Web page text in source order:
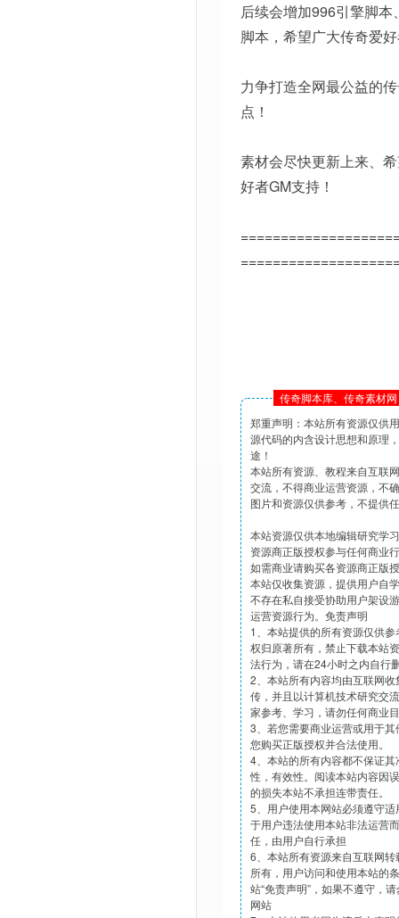
后续会增加996引擎脚本
脚本，希望广大传奇爱
力争打造全网最公益的
点！
素材会尽快更新上来、
好者GM支持！
传奇脚本库、传奇素材
郑重声明：本站所有资源仅供
源代码的内含设计思想和原理
途！
本站所有资源、教程来自互联
交流，不得商业运营资源，不
图片和资源仅供参考，不提供
本站资源仅供本地编辑研究学
资源商正版授权参与任何商业
如需商业请购买各资源商正版
本站仅收集资源，提供用户自
不存在私自接受协助用户架设
运营资源行为。免责声明
1、本站提供的所有资源仅供
权归原著所有，禁止下载本站
法行为，请在24小时之内自行
2、本站所有内容均由互联网
传，并且以计算机技术研究交
家参考、学习，请勿任何商业
3、若您需要商业运营或用于
您购买正版授权并合法使用。
4、本站的所有内容都不保证
性，有效性。阅读本站内容因
的损失本站不承担连带责任。
5、用户使用本网站必须遵守
于用户违法使用本站非法运营
任，由用户自行承担
6、本站所有资源来自互联网
所有，用户访问和使用本站的
站“免责声明”，如果不遵守，
网站